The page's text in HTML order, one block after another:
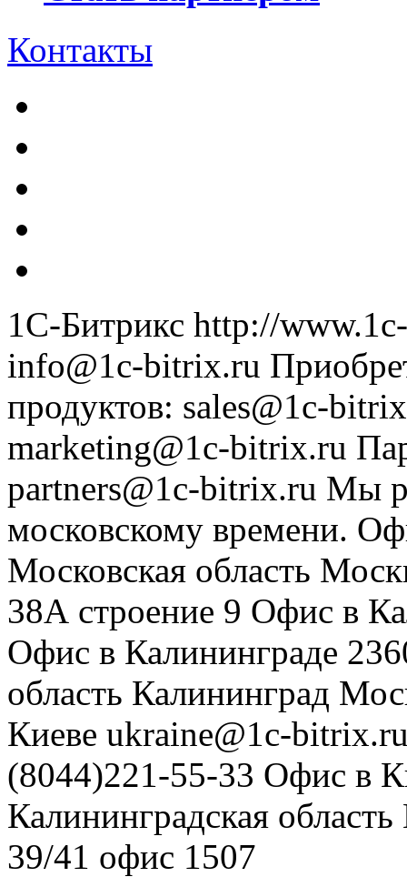
Контакты
1С-Битрикс http://
info@1c-bitrix.ru
продуктов: sales@1c-
marketing@1c-bitrix.ru
partners@1c-bitrix.ru Мы
московскому времени.
Московская область
38А строение 9 Офис в
Офис в Калининграде
область Калининград
Киеве ukraine@1c-
(8044)221-55-33 Офис в
Калининградская область
39/41 офис 1507